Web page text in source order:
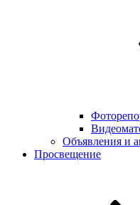
Объявления и
Просвещение